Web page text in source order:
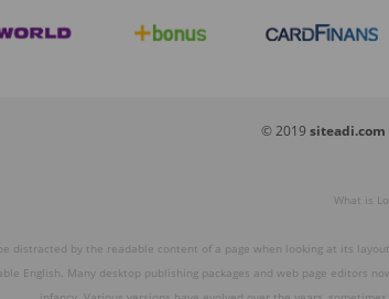
© 2019 siteadi.com
What is
distracted by the readable content of a page when looking at its
English. Many desktop publishing packages and web page